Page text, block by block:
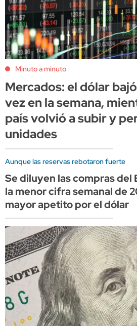
Minuto a minuto
Mercados: el dólar
vez en la semana,
país volvió a subir y
unidades
Aunque las reservas rebotaron fuerte
Se diluyen las compras del
la menor cifra semanal de
mayor apetito por el dólar